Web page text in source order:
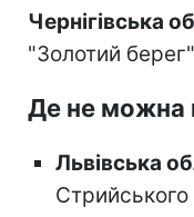
Чернігівська
"Золотий
Де не можна
Львівська